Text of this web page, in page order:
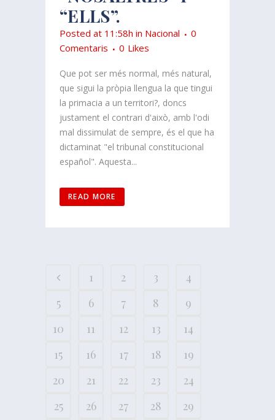
“ELLS”.
Posted at 11:58h in Nacional
0
Comentaris
0 Likes
Que pot ser més normal, més natural,
que sigui la pròpia llengua la que tingui
la primacia a un territori?, doncs
justament el contrari d'això, amb l'odi
mal dissimulat de sempre, és el que ha
dictaminat "el tribunal constitucional
español". Aquesta...
READ MORE
1 2 3
4
5
6 7 8
9
10
11 12 13
14
15
16 17 18
19
20
21 22 23
24
25
26 27 28
29